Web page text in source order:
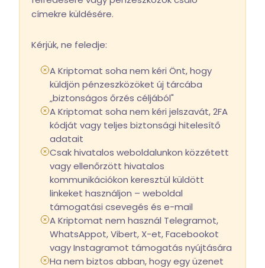
címekre küldésére.
Kérjük, ne feledje:
A Kriptomat soha nem kéri Önt, hogy
küldjön pénzeszközöket új tárcába
„biztonságos őrzés céljából"
A Kriptomat soha nem kéri jelszavát, 2FA
kódját vagy teljes biztonsági hitelesítő
adatait
Csak hivatalos weboldalunkon közzétett
vagy ellenőrzött hivatalos
kommunikációkon keresztül küldött
linkeket használjon – weboldal
támogatási csevegés és e-mail
A Kriptomat nem használ Telegramot,
WhatsAppot, Vibert, X-et, Facebookot
vagy Instagramot támogatás nyújtására
Ha nem biztos abban, hogy egy üzenet